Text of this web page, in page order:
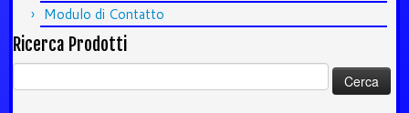
Modulo di Contatto
Ricerca Prodotti
Ricerca
per: